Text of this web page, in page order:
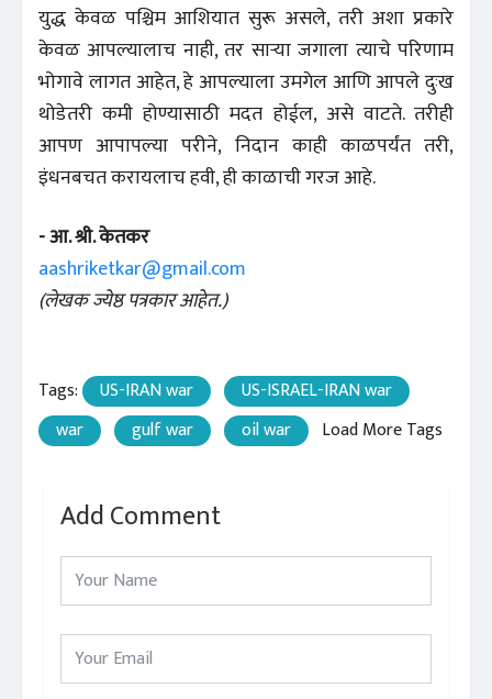
युद्ध केवळ पश्चिम आशियात सुरू असले, तरी अशा प्रकारे
केवळ आपल्यालाच नाही, तर साऱ्या जगाला त्याचे परिणाम
भोगावे लागत आहेत, हे आपल्याला उमगेल आणि आपले दुःख
थोडेतरी कमी होण्यासाठी मदत होईल, असे वाटते. तरीही
आपण आपापल्या परीने, निदान काही काळपर्यंत तरी,
इंधनबचत करायलाच हवी, ही काळाची गरज आहे.
- आ. श्री. केतकर
aashriketkar@gmail.com
(लेखक ज्येष्ठ पत्रकार आहेत.)
Tags: US-IRAN war
US-ISRAEL-IRAN war
war
gulf war oil war Load More Tags
Add Comment